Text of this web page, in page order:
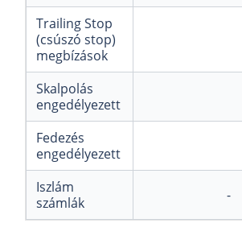
Trailing Stop
(csúszó stop)
megbízások
Skalpolás
engedélyezett
Fedezés
engedélyezett
Iszlám
számlák
-